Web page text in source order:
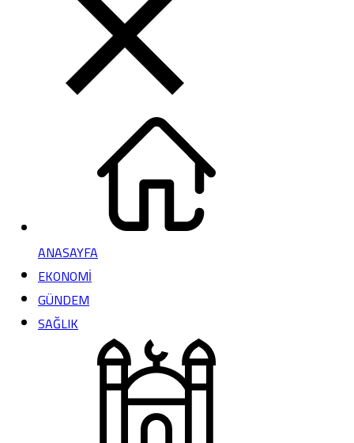
ANASAYFA
EKONOMİ
GÜNDEM
SAĞLIK